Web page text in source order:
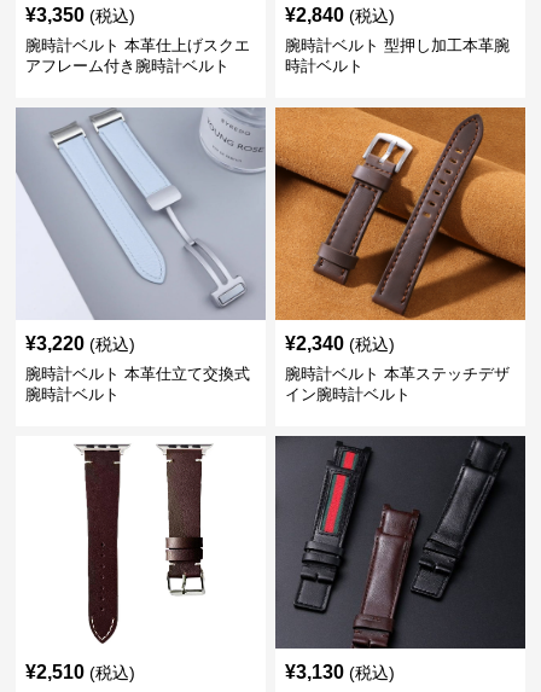
¥3,350 (税込)
腕時計ベルト 本革仕上げスクエ
アフレーム付き腕時計ベルト
¥2,840 (税込)
腕時計ベルト 型押し加工本革腕
時計ベルト
¥3,220 (税込)
腕時計ベルト 本革仕立て交換式
腕時計ベルト
¥2,340 (税込)
腕時計ベルト 本革ステッチデザ
イン腕時計ベルト
¥2,510 (税込) ¥3,130 (税込)